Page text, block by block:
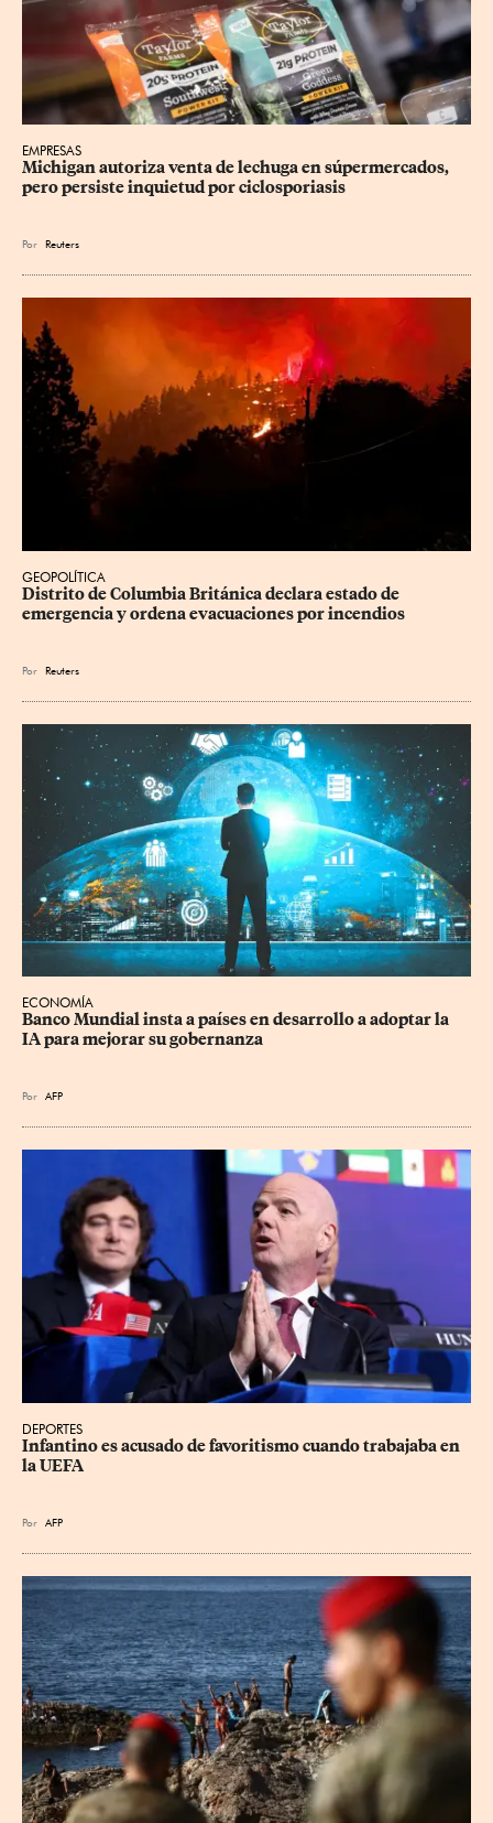
EMPRESAS
Michigan autoriza venta de lechuga en súpermercados,
pero persiste inquietud por ciclosporiasis
Por Reuters
GEOPOLÍTICA
Distrito de Columbia Británica declara estado de
emergencia y ordena evacuaciones por incendios
Por Reuters
ECONOMÍA
Banco Mundial insta a países en desarrollo a adoptar la
IA para mejorar su gobernanza
Por AFP
DEPORTES
Infantino es acusado de favoritismo cuando trabajaba en
la UEFA
Por AFP